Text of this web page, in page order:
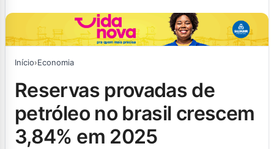
Início›Economia
reservas provadas de
petróleo no brasil crescem
3,84% em 2025